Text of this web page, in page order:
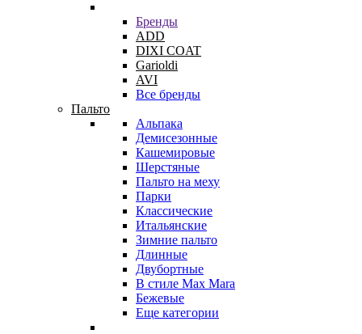
Бренды
ADD
DIXI COAT
Garioldi
AVI
Все бренды
Пальто
Альпака
Демисезонные
Кашемировые
Шерстяные
Пальто на меху
Парки
Классические
Итальянские
Зимние пальто
Длинные
Двубортные
В стиле Max Mara
Бежевые
Еще категории